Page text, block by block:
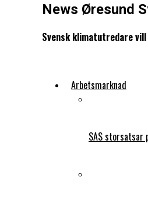
News Øresund
Svensk klimatutredare
Arbetsmarknad
SAS storsatsar